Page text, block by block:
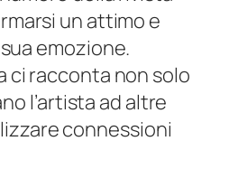
un attimo e
emozione.
ci racconta non solo
l’artista ad altre
connessioni